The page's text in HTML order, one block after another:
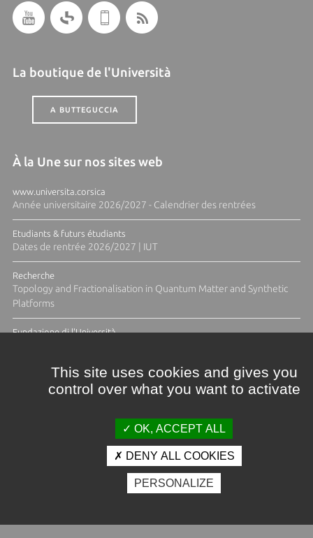
La boutique de l'Università
A BUTTEGUCCIA
À la Une sur nos sites web
www.universita.corsica
Année universitaire 2026/2027 - Calendrier des rentrées
Etudiants & futurs étudiants
Dates de rentrée 2026/2027 | IUT
Recherche
Topology and Fractionalisation in Quantum Matter and Synthetic
Platforms
Fundazione di l'Università
Crédits et mentions légales
Espace presse
Photothèque
This site uses cookies and gives you
control over what you want to activate
OK, ACCEPT ALL
DENY ALL COOKIES
PERSONALIZE